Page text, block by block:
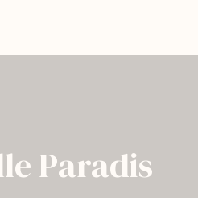
Paradis